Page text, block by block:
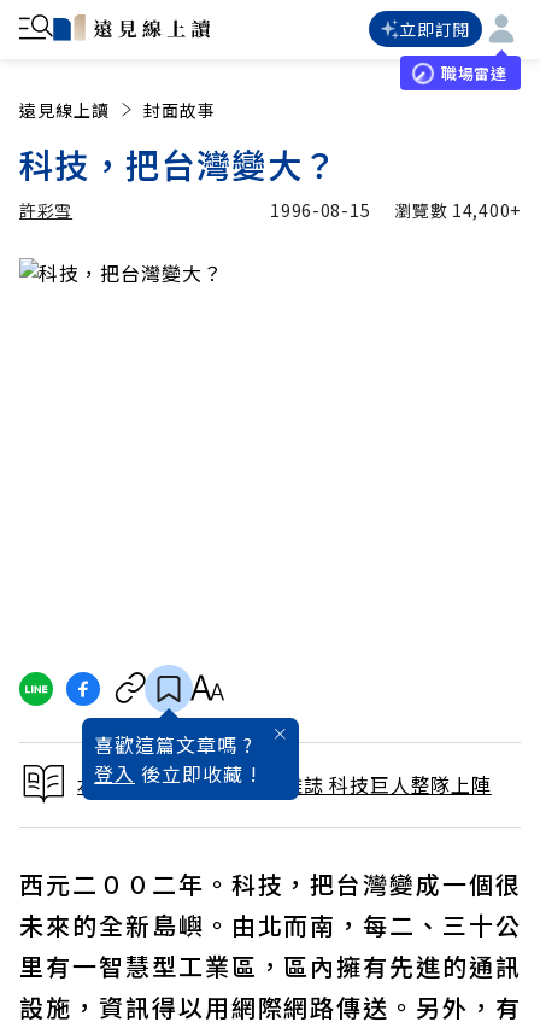
立即訂閱
職場雷達
遠見線上讀 封面故事
科技，把台灣變大？
許彩雪
許彩雪
1996-08-15 瀏覽數 14,400+
喜歡這篇文章嗎 ?
登入 後立即收藏 !
本文出自 1996 / 9月號雜誌 科技巨人整隊上陣
西元二００二年。科技，把台灣變成一個很
未來的全新島嶼。由北而南，每二、三十公
里有一智慧型工業區，區內擁有先進的通訊
設施，資訊得以用網際網路傳送。另外，有